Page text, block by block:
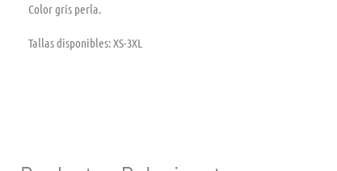
Color gris perla.
Tallas disponibles: XS-3XL